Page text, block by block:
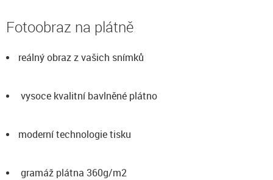
Fotoobraz na plátně
reálný obraz z vašich snímků
vysoce kvalitní bavlněné plátno
moderní technologie tisku
gramáž plátna 360g/m2